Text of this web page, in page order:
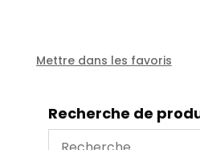
1/2"
40mm
Mettre dans les favoris
Recherche de